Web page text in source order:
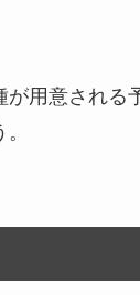
用意される